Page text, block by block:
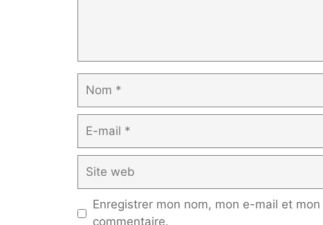
mail
web
Enregistrer mon nom, mon e-mail et
commentaire.